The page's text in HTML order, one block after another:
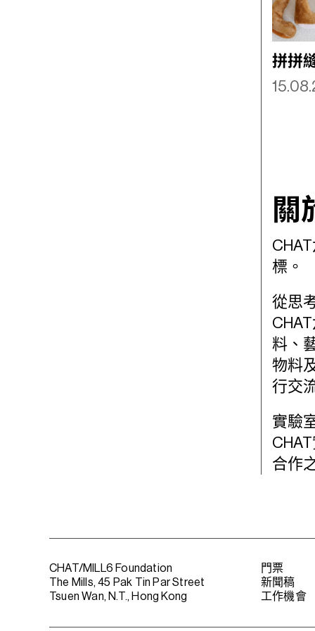
拼拼
關
標。
從思
料、
物料
行交
實驗
合作
CHAT/MILL6 Foundation
The Mills, 45 Pak Tin Par Street
Tsuen Wan, N.T., Hong Kong
門票
新聞稿
工作機會